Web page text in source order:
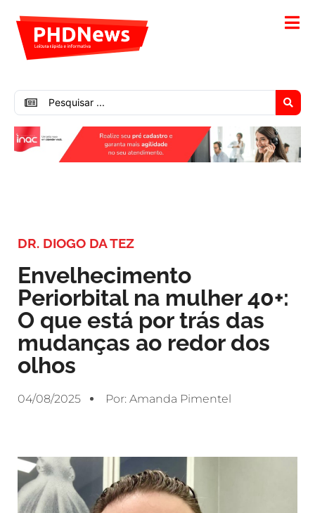
DR. DIOGO DA TEZ
Envelhecimento
Periorbital na mulher 40+:
O que está por trás das
mudanças ao redor dos
olhos
04/08/2025 Por: Amanda Pimentel